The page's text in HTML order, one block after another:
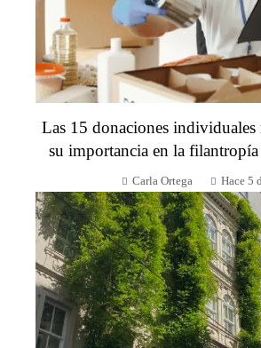
Las 15 donaciones individuales
su importancia en la
Carla Ortega Hace 5